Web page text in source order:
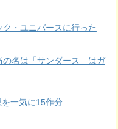
・ユニバースに行った
の名は「サンダース」はガ
一気に15作分